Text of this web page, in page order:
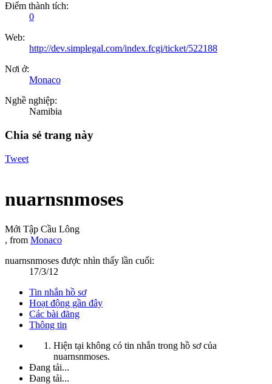
Điểm thành tích:
0
Web:
http://dev.simplegal.com/index.fcgi/ticket/522188
Nơi ở:
Monaco
Nghề nghiệp:
Namibia
Chia sẻ trang này
Tweet
nuarnsnmoses
Mới Tập Cầu Lông
, from Monaco
nuarnsnmoses được nhìn thấy lần cuối:
17/3/12
Tin nhắn hồ sơ
Hoạt động gần đây
Các bài đăng
Thông tin
Hiện tại không có tin nhắn trong hồ sơ của
nuarnsnmoses.
Đang tải...
Đang tải...